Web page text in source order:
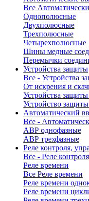
Все
Однополюсные
Двухполюсные
Трехполюсные
Четырехполюсные
Шины медные
Перемычки
Устройства защиты
Все - Устройства
От искрения и
Устройства защиты
Устройство
Автоматический
Все -
АВР однофазные
АВР трехфазные
Реле контроля,
Все - Реле
Реле времени
Все Реле времени
Реле времени
Реле времени